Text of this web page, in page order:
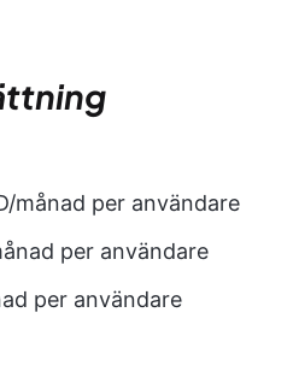
månad per användare
per användare
per användare